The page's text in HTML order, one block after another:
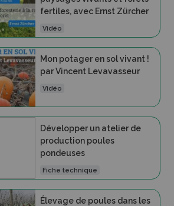
fertiles, avec Ernst Zürcher
Vidéo
Mon potager en sol vivant !
par Vincent Levavasseur
Vidéo
Développer un atelier de
production poules
pondeuses
Fiche technique
Élevage de poules dans les